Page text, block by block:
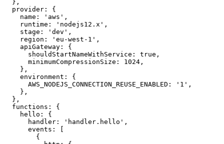
  },
  provider: {
    name: 'aws',
    runtime: 'nodejs12.x',
    stage: 'dev',
    region: 'eu-west-1',
    apiGateway: {
      shouldStartNameWithService: true,
      minimumCompressionSize: 1024,
    },
    environment: {
      AWS_NODEJS_CONNECTION_REUSE_ENABLED: '1',
    },
  },
  functions: {
    hello: {
      handler: 'handler.hello',
      events: [
        {